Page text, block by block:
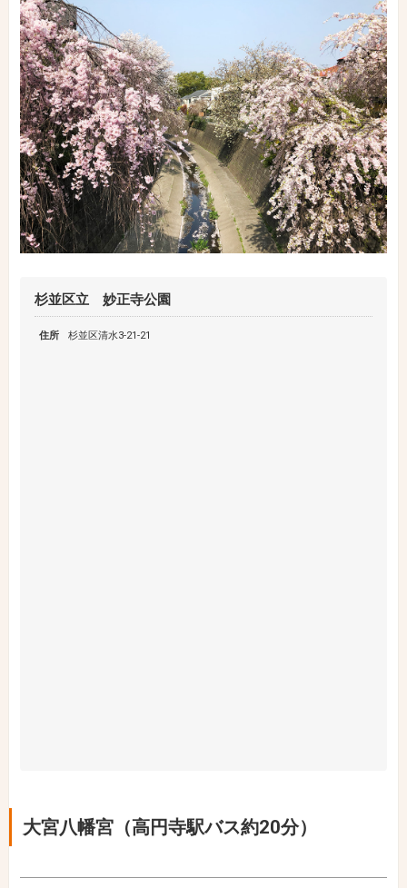
杉並区立 妙正寺公園
住所 杉並区清水3-21-21
大宮八幡宮（高円寺駅バス約20分）